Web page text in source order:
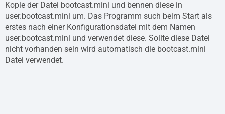
Kopie der Datei bootcast.mini und bennen diese in
user.bootcast.mini um. Das Programm such beim Start als
erstes nach einer Konfigurationsdatei mit dem Namen
user.bootcast.mini und verwendet diese. Sollte diese Datei
nicht vorhanden sein wird automatisch die bootcast.mini
Datei verwendet.